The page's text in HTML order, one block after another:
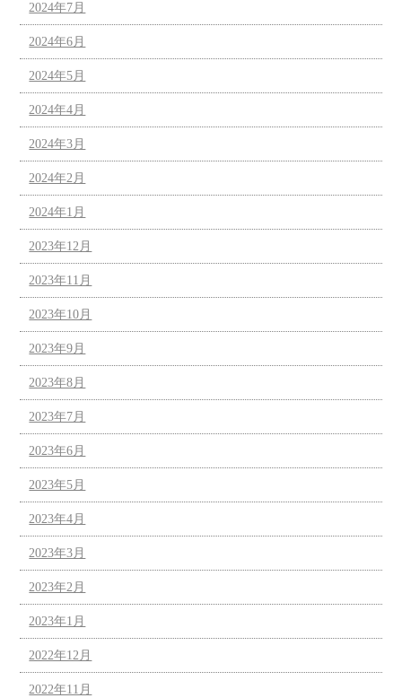
2024年7月
2024年6月
2024年5月
2024年4月
2024年3月
2024年2月
2024年1月
2023年12月
2023年11月
2023年10月
2023年9月
2023年8月
2023年7月
2023年6月
2023年5月
2023年4月
2023年3月
2023年2月
2023年1月
2022年12月
2022年11月